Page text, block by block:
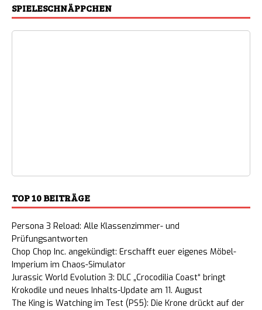
SPIELESCHNÄPPCHEN
TOP 10 BEITRÄGE
Persona 3 Reload: Alle Klassenzimmer- und
Prüfungsantworten
Chop Chop Inc. angekündigt: Erschafft euer eigenes Möbel-
Imperium im Chaos-Simulator
Jurassic World Evolution 3: DLC „Crocodilia Coast“ bringt
Krokodile und neues Inhalts-Update am 11. August
The King is Watching im Test (PS5): Die Krone drückt auf der